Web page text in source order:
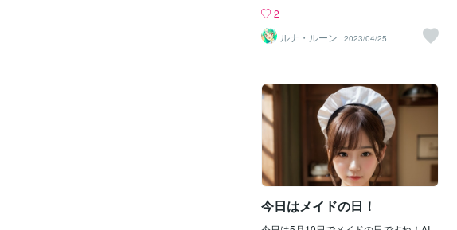
援者で応援者で有償ご依頼者である 通行
人E（ムラビトE)様へのお礼としてお描
きしました 通行人E（ムラビトE)様から
ぱいです！！！！！！！！！！♥♥♥♥ ☆☆
☆☆☆☆☆☆☆☆☆☆☆☆☆☆☆☆☆☆
☆☆☆☆☆☆☆☆ ★更新時刻が遅れて申
し訳ありません！！！！！ 『東京ミュウ
ミュウ にゅ～♡第２期』放送中ですので
できる限り毎週・火曜日は『東京ミュウ
ミュウ にゅ～♡』イラスト考えてます。
A.I._R（えあー）さんのおかげで月曜は
本当に助かっておりますし 『火曜くらい
2
ルナ・ルーン
2023/04/25
今日はメイドの日！